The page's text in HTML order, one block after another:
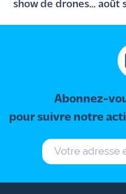
show de drones… août
Abonnez-
pour suivre notre